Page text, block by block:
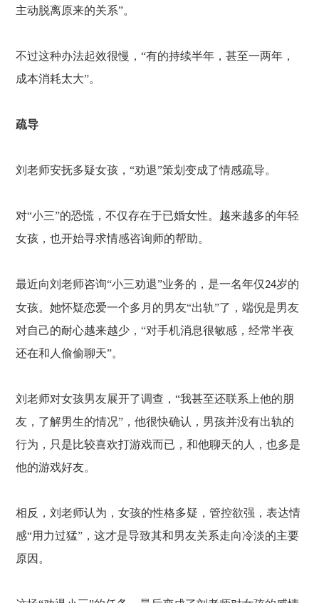
主动脱离原来的关系”。
不过这种办法起效很慢，“有的持续半年，甚至一两年，
成本消耗太大”。
疏导
刘老师安抚多疑女孩，“劝退”策划变成了情感疏导。
对“小三”的恐慌，不仅存在于已婚女性。越来越多的年轻
女孩，也开始寻求情感咨询师的帮助。
最近向刘老师咨询“小三劝退”业务的，是一名年仅24岁的
女孩。她怀疑恋爱一个多月的男友“出轨”了，端倪是男友
对自己的耐心越来越少，“对手机消息很敏感，经常半夜
还在和人偷偷聊天”。
刘老师对女孩男友展开了调查，“我甚至还联系上他的朋
友，了解男生的情况”，他很快确认，男孩并没有出轨的
行为，只是比较喜欢打游戏而已，和他聊天的人，也多是
他的游戏好友。
相反，刘老师认为，女孩的性格多疑，管控欲强，表达情
感“用力过猛”，这才是导致其和男友关系走向冷淡的主要
原因。